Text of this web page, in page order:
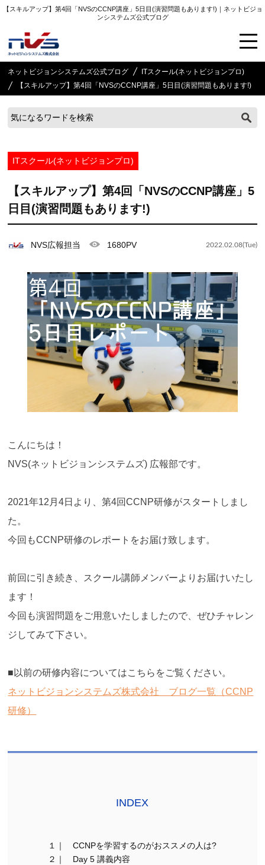
【スキルアップ】第4回「NVSのCCNP講座」5日目(演習問題もあります!)｜ネットビジョ
ンシステムズ公式ブログ
ネットビジョンシステムズ公式ブログ
ITスクール(ネットビジョンプロ)
【スキルアップ】第4回「NVSのCCNP講座」5日目(演習問題もあります!)
ITスクール(ネットビジョンプロ)
【スキルアップ】第4回「NVSのCCNP講座」5
日目(演習問題もあります!)
NVS広報担当 1680PV 2022.02.08(Tue)
こんにちは！
NVS(ネットビジョンシステムズ) 広報部です。
2021年12月4日より、第4回CCNP研修がスタートしまし
た。
今回もCCNP研修のレポートをお届け致します。
前回に引き続き、スクール講師メンバーよりお届けいたし
ます！
今回も演習問題をご用意いたしましたので、ぜひチャレン
ジしてみて下さい。
■以前の研修内容についてはこちらをご覧ください。
ネットビジョンシステムズ株式会社 ブログ一覧（CCNP
研修）
INDEX
１｜ CCNPを学習するのがおススメの人は?
２｜ Day 5 講義内容